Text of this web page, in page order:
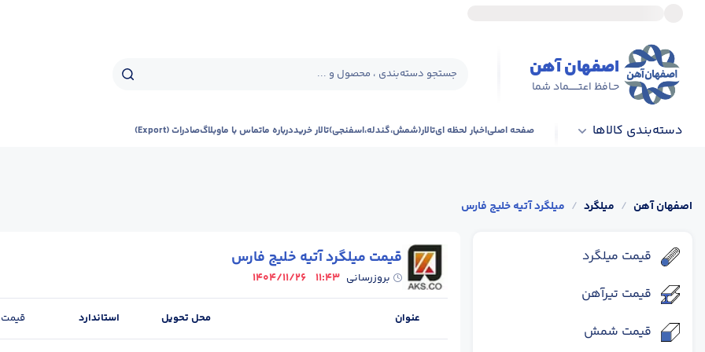
اصفهان آهن
حـافظ اعتــــــماد شما
جستجو دسته‌بندی ، محصول و ...
دسته‌بندی کالاها صفحه اصلیاخبار لحظه ایتالار(شمش،گندله،اسفنجی)تالار خریددرباره ماتماس با ماوبلاگصادرات (Export)
اصفهان آهن / میلگرد / میلگرد آتیه خلیج فارس
قیمت میلگرد
قیمت تیرآهن
قیمت شمش
قیمت میلگرد آتیه خلیج فارس
بروزرسانی 11:43
1404/11/26
عنوان محل تحویل استاندارد قیمت